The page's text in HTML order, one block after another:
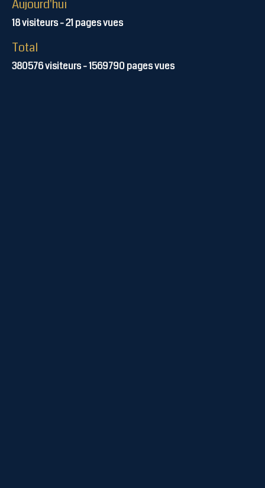
Aujourd'hui
18visiteurs -21pages vues
Total
380576visiteurs -1569790pages vues